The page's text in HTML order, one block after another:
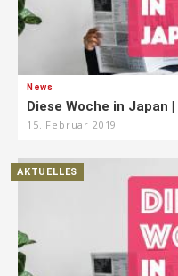
News
Diese Woche in Japan
15. Februar 2019
AKTUELLES